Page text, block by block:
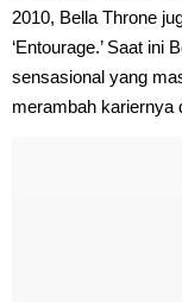
2010, Bella Throne
‘Entourage.’ Saat ini
sensasional yang
merambah kariernya